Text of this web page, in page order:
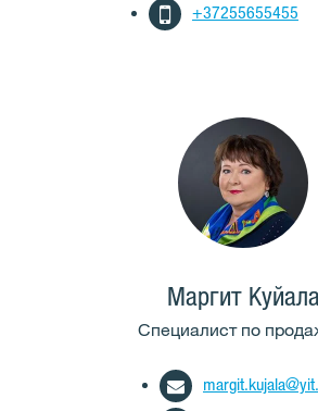
+37255655455
Маргит
Cпециалист по